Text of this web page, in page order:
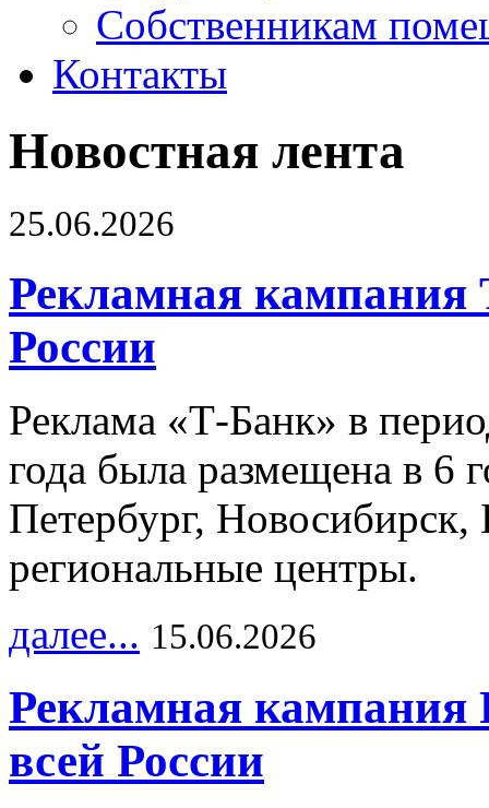
Собственникам
Контакты
Новостная лента
25.06.2026
Рекламная кампания
России
Реклама «Т-Банк» в
года была размещена в 6
Петербург,
региональные центры.
далее... 15.06.2026
Рекламная
всей России